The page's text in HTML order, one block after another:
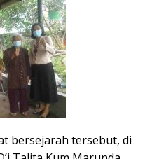
bersejarah tersebut, di